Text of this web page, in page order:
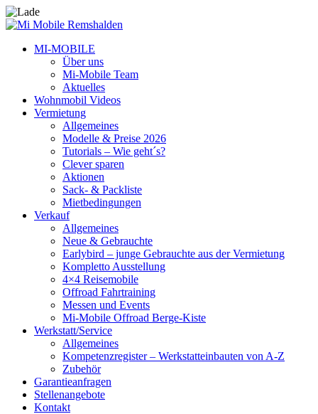
MI-MOBILE
Über uns
Mi-Mobile Team
Aktuelles
Wohnmobil Videos
Vermietung
Allgemeines
Modelle & Preise 2026
Tutorials – Wie geht´s?
Clever sparen
Aktionen
Sack- & Packliste
Mietbedingungen
Verkauf
Allgemeines
Neue & Gebrauchte
Earlybird – junge Gebrauchte aus der Vermietung
Kompletto Ausstellung
4×4 Reisemobile
Offroad Fahrtraining
Messen und Events
Mi-Mobile Offroad Berge-Kiste
Werkstatt/Service
Allgemeines
Kompetenzregister – Werkstatteinbauten von A-Z
Zubehör
Garantieanfragen
Stellenangebote
Kontakt